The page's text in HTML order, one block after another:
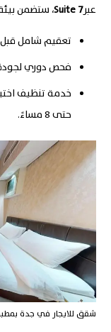
عبر Suite7
، ستضمن
تعقيم شامل
فحص دوري لجودة
حتى 8 مساءً.
شقق للايجار في جدة